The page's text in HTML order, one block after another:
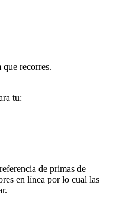
recorres.
tu:
de primas de
en línea por lo cual las